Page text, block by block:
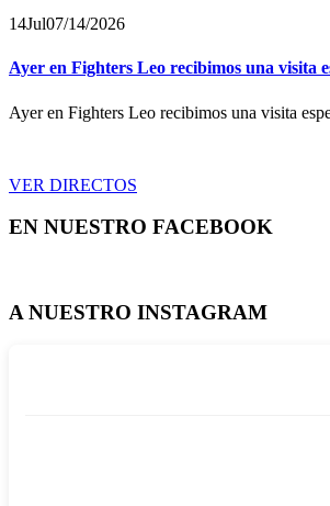
14Jul07/14/2026
Ayer en Fighters Leo recibimos una
Ayer en Fighters Leo recibimos una visita
VER DIRECTOS
EN NUESTRO FACEBOOK
A NUESTRO INSTAGRAM